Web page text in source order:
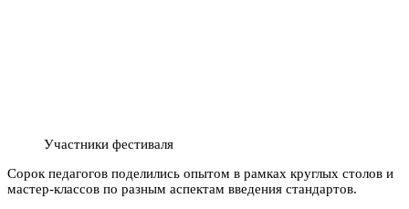
Участники фестиваля
Сорок педагогов поделились опытом в рамках круглых столов и
мастер-классов по разным аспектам введения стандартов.